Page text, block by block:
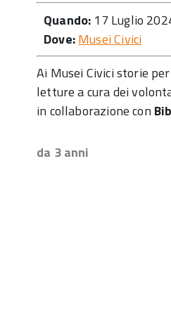
Quando: 17 Luglio
Dove:Musei Civici
Ai Musei Civici storie
letture a cura dei
in collaborazione con
da 3 anni